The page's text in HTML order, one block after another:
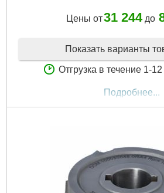
Цены от31 244до
Показать варианты
Отгрузка в течение 1-
Подробнее...